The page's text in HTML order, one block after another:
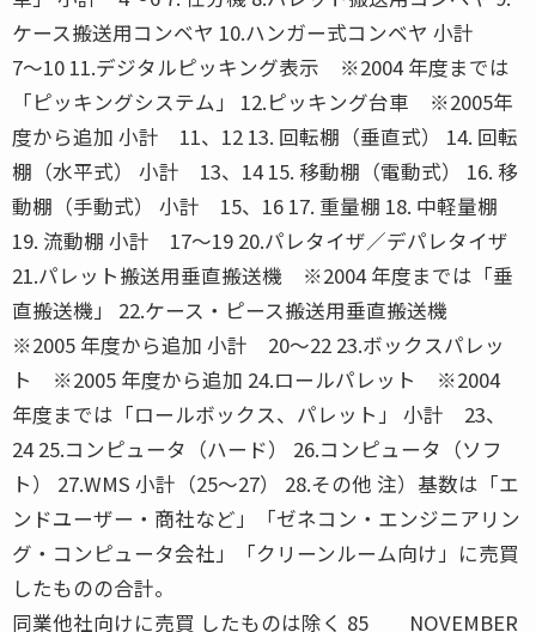
ケース搬送用コンベヤ 10.ハンガー式コンベヤ 小計
7〜10 11.デジタルピッキング表示 ※2004 年度までは
「ピッキングシステム」 12.ピッキング台車 ※2005年
度から追加 小計 11、12 13. 回転棚（垂直式） 14. 回転
棚（水平式） 小計 13、14 15. 移動棚（電動式） 16. 移
動棚（手動式） 小計 15、16 17. 重量棚 18. 中軽量棚
19. 流動棚 小計 17〜19 20.パレタイザ／デパレタイザ
21.パレット搬送用垂直搬送機 ※2004 年度までは「垂
直搬送機」 22.ケース・ピース搬送用垂直搬送機
※2005 年度から追加 小計 20〜22 23.ボックスパレッ
ト ※2005 年度から追加 24.ロールパレット ※2004
年度までは「ロールボックス、パレット」 小計 23、
24 25.コンピュータ（ハード） 26.コンピュータ（ソフ
ト） 27.WMS 小計（25〜27） 28.その他 注）基数は「エ
ンドユーザー・商社など」「ゼネコン・エンジニアリン
グ・コンピュータ会社」「クリーンルーム向け」に売買
したものの合計。
同業他社向けに売買 したものは除く 85 NOVEMBER